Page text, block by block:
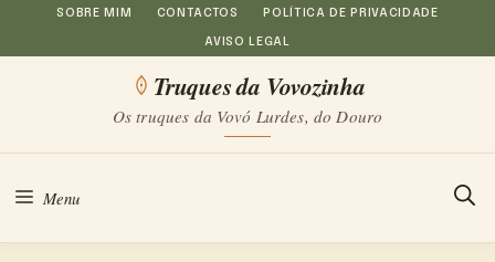
Saltar
para
conteúdo
SOBRE MIM CONTACTOS POLÍTICA DE PRIVACIDADE
AVISO LEGAL
Truques da Vovozinha
Os truques da Vovó Lurdes, do Douro
Menu